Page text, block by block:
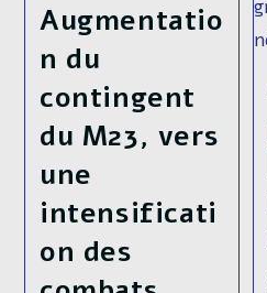
Augmentatio
n du
contingent
du M23, vers
une
intensificati
on des